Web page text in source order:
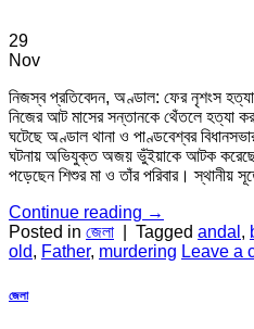
29
Nov
নিজস্ব প্রতিবেদন, অণ্ডাল: ফের নৃশংস
নিজের আট মাসের সন্তানকে থেঁতলে হত্যা
ঘটেছে অণ্ডাল থানা ও পাণ্ডবেশ্বর
ঘটনায় অভিযুক্ত অজয় ভুঁইয়াকে আটক
পড়েছেন শিশুর মা ও তাঁর পরিবার। স্থানীয়
Continue reading →
Posted in জেলা Tagged andal ,
old, Father, murdering Leave a
জেলা